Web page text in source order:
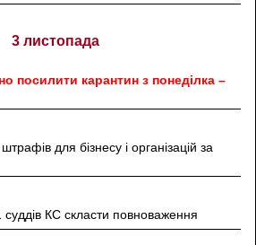
3 листопада
посилити карантин з понеділка –
для бізнесу і організацій за
КС скласти повноваження